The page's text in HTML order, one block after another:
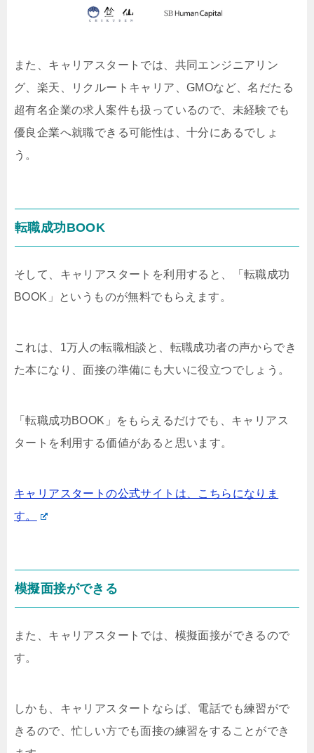
また、キャリアスタートでは、共同エンジニアリン
グ、楽天、リクルートキャリア、GMOなど、名だたる
超有名企業の求人案件も扱っているので、未経験でも
優良企業へ就職できる可能性は、十分にあるでしょ
う。
転職成功BOOK
そして、キャリアスタートを利用すると、「転職成功
BOOK」というものが無料でもらえます。
これは、1万人の転職相談と、転職成功者の声からでき
た本になり、面接の準備にも大いに役立つでしょう。
「転職成功BOOK」をもらえるだけでも、キャリアス
タートを利用する価値があると思います。
キャリアスタートの公式サイトは、こちらになりま
す。
模擬面接ができる
また、キャリアスタートでは、模擬面接ができるので
す。
しかも、キャリアスタートならば、電話でも練習がで
きるので、忙しい方でも面接の練習をすることができ